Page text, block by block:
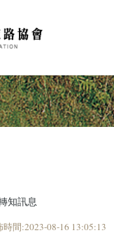
知訊息
間:2023-08-16 13:05:13